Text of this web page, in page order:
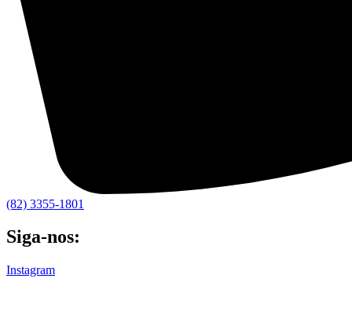
(82) 3355-1801
Siga-nos:
Instagram